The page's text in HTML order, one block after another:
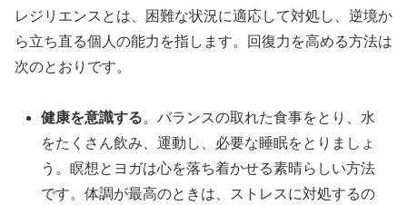
レジリエンスとは、困難な状況に適応して対処し、逆境か
ら立ち直る個人の能力を指します。回復力を高める方法は
次のとおりです。
健康を意識する。バランスの取れた食事をとり、水
をたくさん飲み、運動し、必要な睡眠をとりましょ
う。瞑想とヨガは心を落ち着かせる素晴らしい方法
です。体調が最高のときは、ストレスに対処するの